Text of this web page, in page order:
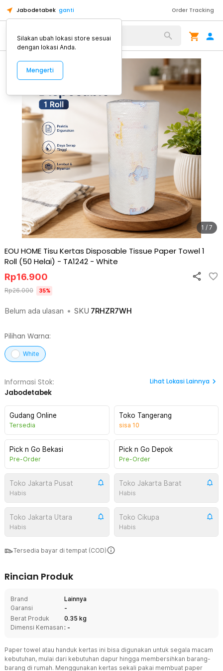
Jabodetabek ganti Order Tracking
Alat Kopi
1 / 7
EOU HOME Tisu Kertas Disposable Tissue Paper Towel 1
Roll (50 Helai) - TA1242 - White
Belum ada ulasan • SKU 7RHZR7WH
Rp16.900
Rp26.000 35%
Pilihan Warna:
White
Informasi Stok:
Jabodetabek
Lihat Lokasi Lainnya
Gudang Online
Tersedia
Toko Tangerang
sisa 10
Pick n Go Bekasi
Pre-Order
Pick n Go Depok
Pre-Order
Toko Jakarta Pusat
Habis
Toko Jakarta Barat
Habis
Toko Jakarta Utara
Habis
Toko Cikupa
Habis
Tersedia bayar di tempat (COD)
Rincian Produk
Brand
Lainnya
Garansi
-
Berat Produk
0.35 kg
Dimensi Kemasan : -
Paper towel atau handuk kertas ini bisa digunakan untuk segala macam
kebutuhan, mulai dari kebutuhan dapur hingga membersihkan barang-
barang di rumah. Menggunakan kertas sekali pakai membuat paper
Silakan ubah lokasi store sesuai
dengan lokasi Anda.
Mengerti